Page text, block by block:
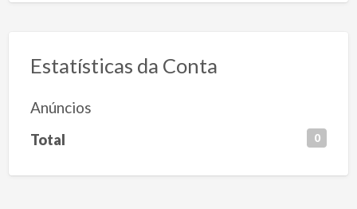
Estatísticas da Conta
Anúncios
Total 0